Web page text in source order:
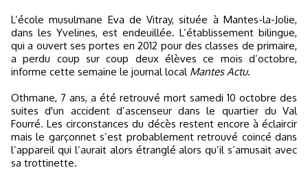
L’école musulmane Eva de Vitray, située à Mantes-la-Jolie,
dans les Yvelines, est endeuillée. L’établissement bilingue,
qui a ouvert ses portes en 2012 pour des classes de primaire,
a perdu coup sur coup deux élèves ce mois d’octobre,
informe cette semaine le journal local Mantes Actu.
Othmane, 7 ans, a été retrouvé mort samedi 10 octobre des
suites d'un accident d’ascenseur dans le quartier du Val
Fourré. Les circonstances du décès restent encore à éclaircir
mais le garçonnet s’est probablement retrouvé coincé dans
l’appareil qui l’aurait alors étranglé alors qu’il s’amusait avec
sa trottinette.